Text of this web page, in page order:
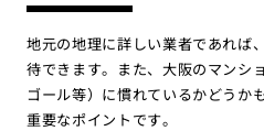
地元の地理に詳しい業者であれば
待できます。また、大阪のマンシ
ゴール等）に慣れているかどうか
重要なポイントです。